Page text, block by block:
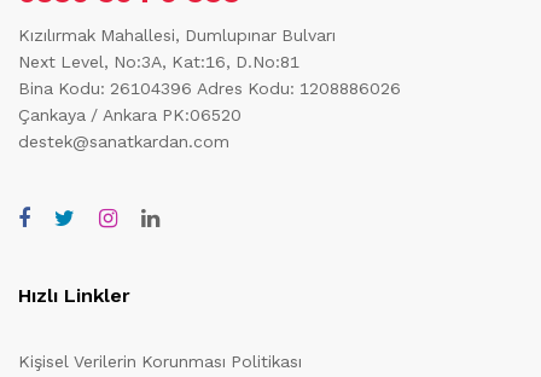
Kızılırmak Mahallesi, Dumlupınar Bulvarı
Next Level, No:3A, Kat:16, D.No:81
Bina Kodu: 26104396 Adres Kodu: 1208886026
Çankaya / Ankara PK:06520
destek@sanatkardan.com
Hızlı Linkler
Kişisel Verilerin Korunması Politikası